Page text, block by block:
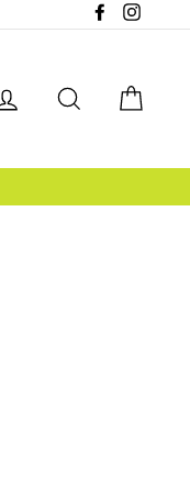
Facebook
Se connecter
Rechercher